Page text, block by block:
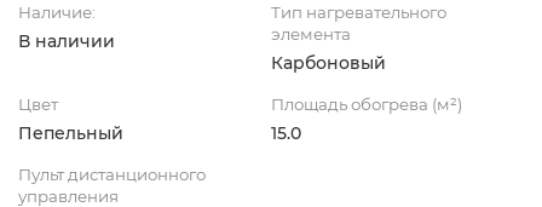
Наличие:
В наличии
Тип нагревательного
элемента
Карбоновый
Цвет
Пепельный
Площадь обогрева (м²)
15.0
Пульт дистанционного
управления